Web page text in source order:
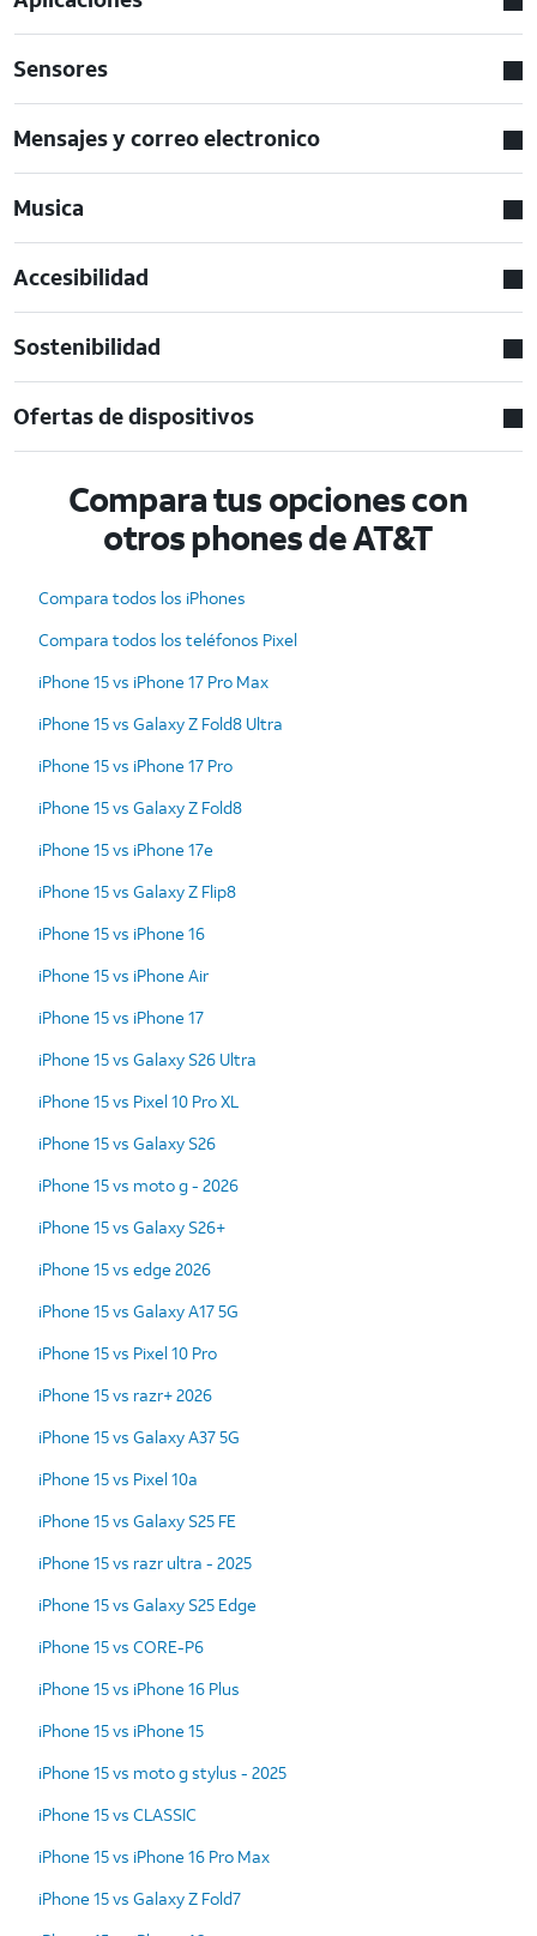
Sensores
Mensajes y correo electronico
Musica
Accesibilidad
Sostenibilidad
Ofertas de dispositivos
Compara tus opciones con
otros phones de AT&T
Compara todos los iPhones
Compara todos los teléfonos Pixel
iPhone 15 vs iPhone 17 Pro Max
iPhone 15 vs Galaxy Z Fold8 Ultra
iPhone 15 vs iPhone 17 Pro
iPhone 15 vs Galaxy Z Fold8
iPhone 15 vs iPhone 17e
iPhone 15 vs Galaxy Z Flip8
iPhone 15 vs iPhone 16
iPhone 15 vs iPhone Air
iPhone 15 vs iPhone 17
iPhone 15 vs Galaxy S26 Ultra
iPhone 15 vs Pixel 10 Pro XL
iPhone 15 vs Galaxy S26
iPhone 15 vs moto g - 2026
iPhone 15 vs Galaxy S26+
iPhone 15 vs edge 2026
iPhone 15 vs Galaxy A17 5G
iPhone 15 vs Pixel 10 Pro
iPhone 15 vs razr+ 2026
iPhone 15 vs Galaxy A37 5G
iPhone 15 vs Pixel 10a
iPhone 15 vs Galaxy S25 FE
iPhone 15 vs razr ultra - 2025
iPhone 15 vs Galaxy S25 Edge
iPhone 15 vs CORE-P6
iPhone 15 vs iPhone 16 Plus
iPhone 15 vs iPhone 15
iPhone 15 vs moto g stylus - 2025
iPhone 15 vs CLASSIC
iPhone 15 vs iPhone 16 Pro Max
iPhone 15 vs Galaxy Z Fold7